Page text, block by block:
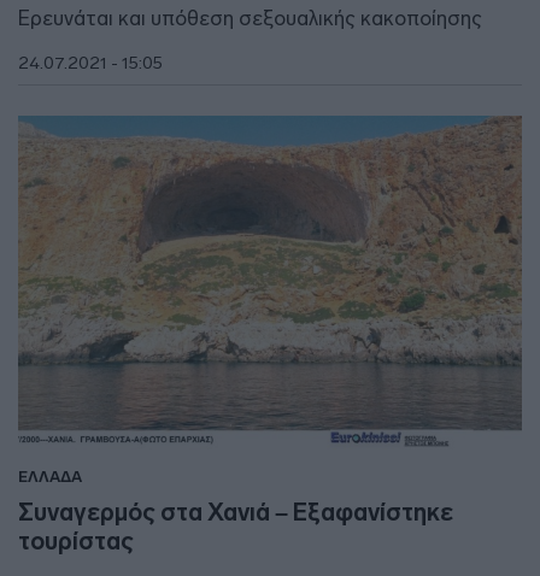
Ερευνάται και υπόθεση σεξουαλικής κακοποίησης
24.07.2021 - 15:05
ΕΛΛΑΔΑ
Συναγερμός στα Χανιά – Εξαφανίστηκε
τουρίστας